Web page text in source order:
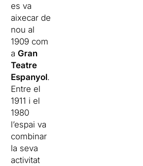
es va
aixecar de
nou al
1909 com
aGran
Teatre
Espanyol.
Entre el
1911 i el
1980
l’espai va
combinar
la seva
activitat